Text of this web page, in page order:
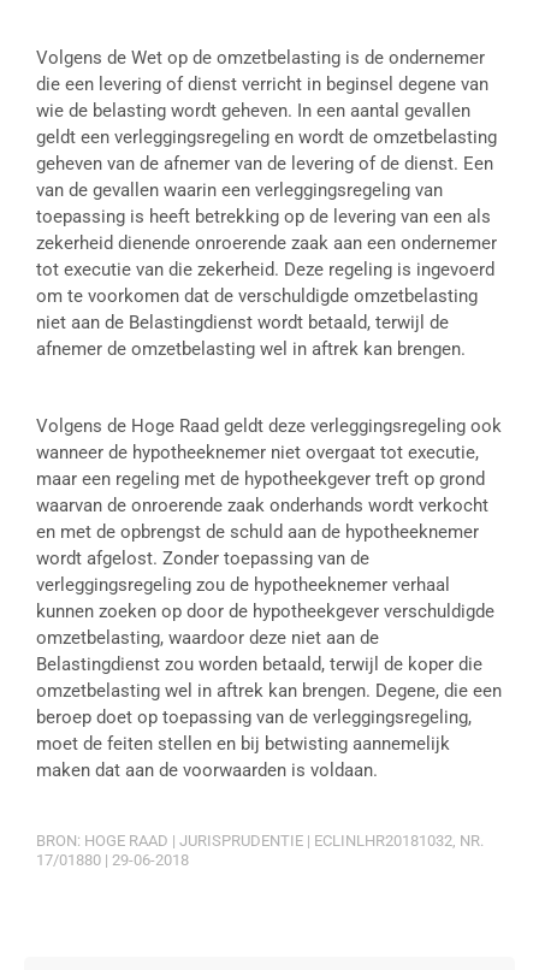
Volgens de Wet op de omzetbelasting is de ondernemer
die een levering of dienst verricht in beginsel degene van
wie de belasting wordt geheven. In een aantal gevallen
geldt een verleggingsregeling en wordt de omzetbelasting
geheven van de afnemer van de levering of de dienst. Een
van de gevallen waarin een verleggingsregeling van
toepassing is heeft betrekking op de levering van een als
zekerheid dienende onroerende zaak aan een ondernemer
tot executie van die zekerheid. Deze regeling is ingevoerd
om te voorkomen dat de verschuldigde omzetbelasting
niet aan de Belastingdienst wordt betaald, terwijl de
afnemer de omzetbelasting wel in aftrek kan brengen.
Volgens de Hoge Raad geldt deze verleggingsregeling ook
wanneer de hypotheeknemer niet overgaat tot executie,
maar een regeling met de hypotheekgever treft op grond
waarvan de onroerende zaak onderhands wordt verkocht
en met de opbrengst de schuld aan de hypotheeknemer
wordt afgelost. Zonder toepassing van de
verleggingsregeling zou de hypotheeknemer verhaal
kunnen zoeken op door de hypotheekgever verschuldigde
omzetbelasting, waardoor deze niet aan de
Belastingdienst zou worden betaald, terwijl de koper die
omzetbelasting wel in aftrek kan brengen. Degene, die een
beroep doet op toepassing van de verleggingsregeling,
moet de feiten stellen en bij betwisting aannemelijk
maken dat aan de voorwaarden is voldaan.
BRON: HOGE RAAD | JURISPRUDENTIE | ECLINLHR20181032, NR.
17/01880 | 29-06-2018